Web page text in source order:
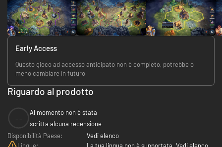
Early Access
Questo gioco ad accesso anticipato non è completo, potrebbe o
meno cambiare in futuro
Riguardo al prodotto
Al momento non è stata
scritta alcuna recensione
Disponibilità Paese:
Vedi elenco
Lingue:
La tua lingua non è supportata. Vedi elenco